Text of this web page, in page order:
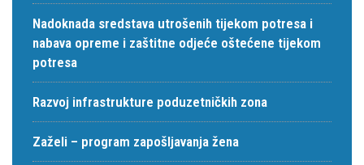
Nadoknada sredstava utrošenih tijekom potresa i
nabava opreme i zaštitne odjeće oštećene tijekom
potresa
Razvoj infrastrukture poduzetničkih zona
Zaželi – program zapošljavanja žena